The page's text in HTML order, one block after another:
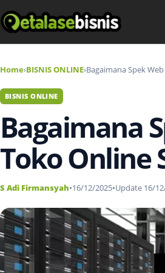
Home›BISNIS ONLINE›Bagaimana Spek
BISNIS ONLINE
Bagaimana
Toko Online
S Adi Firmansyah•16/12/2025•Update 16/